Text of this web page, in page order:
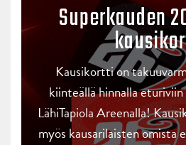
Superkauden
Kausikortti on
kiinteällä hinnalla
LähiTapiola Areenalla!
myös kausarilaisten omista